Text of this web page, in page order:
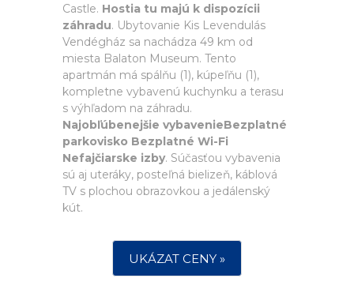
Castle. Hostia tu majú k dispozícii
záhradu. Ubytovanie Kis Levendulás
Vendégház sa nachádza 49 km od
miesta Balaton Museum. Tento
apartmán má spálňu (1), kúpeľňu (1),
kompletne vybavenú kuchynku a terasu
s výhľadom na záhradu.
Najobľúbenejšie vybavenieBezplatné
parkovisko Bezplatné Wi-Fi
Nefajčiarske izby. Súčasťou vybavenia
sú aj uteráky, posteľná bielizeň, káblová
TV s plochou obrazovkou a jedálenský
kút.
UKÁZAT CENY »